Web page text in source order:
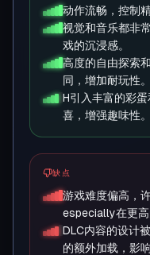
动作流畅，控制
视觉和音乐都非
戏的沉浸感。
高度的自由探索
同，增加耐玩性。
H引入丰富的彩
喜，增强趣味性。
缺点
游戏难度偏高，
especially在更高
DLC内容的设计
的额外加载，影响